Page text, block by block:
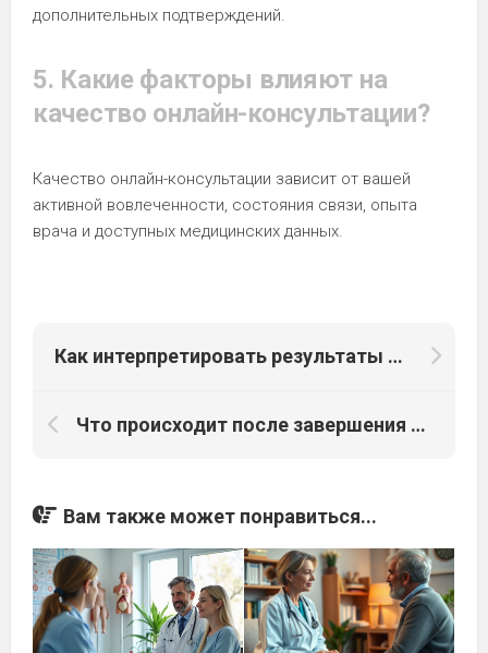
дополнительных подтверждений.
5. Какие факторы влияют на
качество онлайн-консультации?
Качество онлайн-консультации зависит от вашей
активной вовлеченности, состояния связи, опыта
врача и доступных медицинских данных.
Как интерпретировать результаты анализов и обследований на приеме у онколога
Что происходит после завершения курса лечения: планирование последующих консультаций
Вам также может понравиться...